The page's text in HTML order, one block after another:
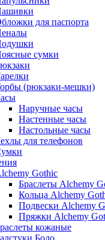
для паспорта
сумки
(рюкзаки-мешки)
Наручные часы
Настенные часы
Настольные часы
для телефонов
Gothic
Браслеты Alchemy
Кольца Alchemy
Подвески Alchemy
Пряжки Alchemy
кожаные
Боло